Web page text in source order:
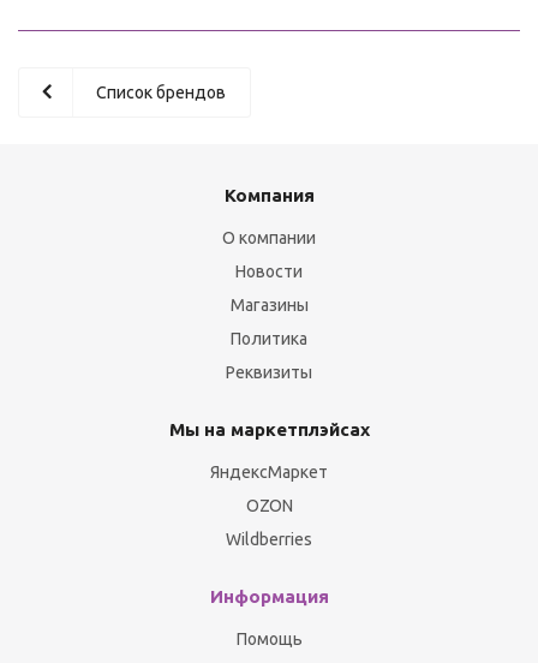
Список брендов
Компания
О компании
Новости
Магазины
Политика
Реквизиты
Мы на маркетплэйсах
ЯндексМаркет
OZON
Wildberries
Информация
Помощь